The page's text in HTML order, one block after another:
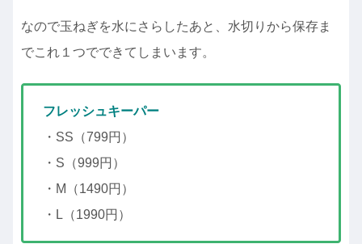
なので玉ねぎを水にさらしたあと、水切りから保存ま
でこれ１つでできてしまいます。
フレッシュキーパー
・SS（799円）
・S（999円）
・M（1490円）
・L（1990円）